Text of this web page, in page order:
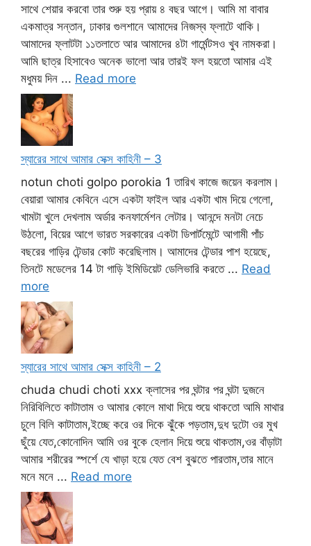
সাথে শেয়ার করবো তার শুরু হয় প্রায় ৪ বছর আগে। আমি মা বাবার
একমাত্র সন্তান, ঢাকার গুলশানে আমাদের নিজস্ব ফ্লাটে থাকি।
আমাদের ফ্লাটটা ১১তলাতে আর আমাদের ৪টা গার্মেন্টসও খুব নামকরা।
আমি ছাত্র হিসাবেও অনেক ভালো আর তারই ফল হয়তো আমার এই
মধুময় দিন ... Read more
স্যারের সাথে আমার সেক্স কাহিনী – 3
notun choti golpo porokia 1 তারিখ কাজে জয়েন করলাম।
বেয়ারা আমার কেবিনে এসে একটা ফাইল আর একটা খাম দিয়ে গেলো,
খামটা খুলে দেখলাম অর্ডার কনফার্মেশন লেটার। আনন্দে মনটা নেচে
উঠলো, বিয়ের আগে ভারত সরকারের একটা ডিপার্টমেন্টে আগামী পাঁচ
বছরের গাড়ির টেন্ডার কোট করেছিলাম। আমাদের টেন্ডার পাশ হয়েছে,
তিনটে মডেলের 14 টা গাড়ি ইমিডিয়েট ডেলিভারি করতে ... Read
more
স্যারের সাথে আমার সেক্স কাহিনী – 2
chuda chudi choti xxx ক্লাসের পর ঘন্টার পর ঘন্টা দুজনে
নিরিবিলিতে কাটাতাম ও আমার কোলে মাথা দিয়ে শুয়ে থাকতো আমি মাথার
চুলে বিলি কাটাতাম,ইচ্ছে করে ওর দিকে ঝুঁকে পড়তাম,দুধ দুটো ওর মুখ
ছুঁয়ে যেত,কোনোদিন আমি ওর বুকে হেলান দিয়ে শুয়ে থাকতাম,ওর বাঁড়াটা
আমার শরীরের স্পর্শে যে খাড়া হয়ে যেত বেশ বুঝতে পারতাম,তার মানে
মনে মনে ... Read more